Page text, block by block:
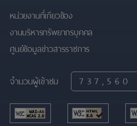
หน่วยงานที่เกียวข้อง
งานบริหารทรัพยากรบุคคล
ศูนย์ข้อมูลข่าวสารราชการ
จำนวนผู้เข้าชม 737,560